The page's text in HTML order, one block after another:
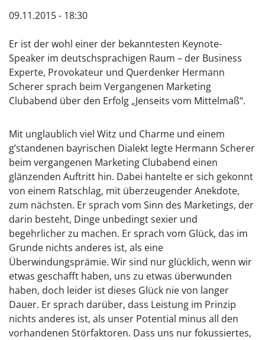
09.11.2015 - 18:30
Er ist der wohl einer der bekanntesten Keynote-
Speaker im deutschsprachigen Raum – der Business
Experte, Provokateur und Querdenker Hermann
Scherer sprach beim Vergangenen Marketing
Clubabend über den Erfolg „Jenseits vom Mittelmaß“.
Mit unglaublich viel Witz und Charme und einem
g’standenen bayrischen Dialekt legte Hermann Scherer
beim vergangenen Marketing Clubabend einen
glänzenden Auftritt hin. Dabei hantelte er sich gekonnt
von einem Ratschlag, mit überzeugender Anekdote,
zum nächsten. Er sprach vom Sinn des Marketings, der
darin besteht, Dinge unbedingt sexier und
begehrlicher zu machen. Er sprach vom Glück, das im
Grunde nichts anderes ist, als eine
Überwindungsprämie. Wir sind nur glücklich, wenn wir
etwas geschafft haben, uns zu etwas überwunden
haben, doch leider ist dieses Glück nie von langer
Dauer. Er sprach darüber, dass Leistung im Prinzip
nichts anderes ist, als unser Potential minus all den
vorhandenen Störfaktoren. Dass uns nur fokussiertes,